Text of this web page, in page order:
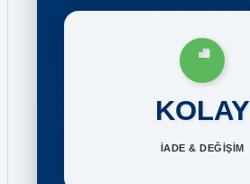
KOLAY
İADE & DEĞİŞİM